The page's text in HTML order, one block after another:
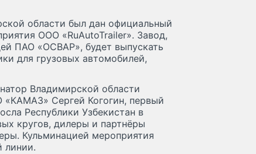
области был дан официальный
ООО «RuAutoTrailer». Завод,
ПАО «ОСВАР», будет выпускать
для грузовых автомобилей,
Владимирской области
Сергей Когогин, первый
Республики Узбекистан в
кругов, дилеры и партнёры
Кульминацией мероприятия
линии.